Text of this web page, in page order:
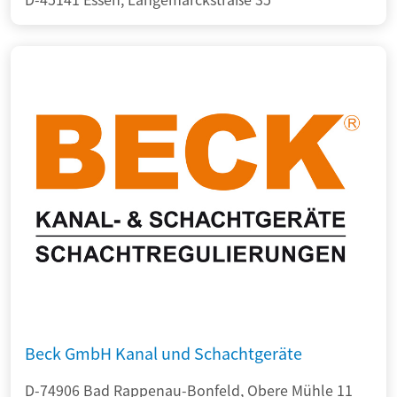
Beck GmbH Kanal und Schachtgeräte
D-74906 Bad Rappenau-Bonfeld, Obere Mühle 11